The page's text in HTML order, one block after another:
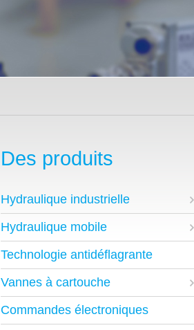
Des produits
Hydraulique industrielle
Hydraulique mobile
Technologie antidéflagrante
Vannes à cartouche
Commandes électroniques